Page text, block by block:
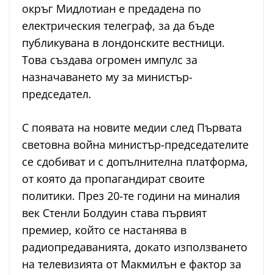
окръг Мидлотиан е предадена по
електрическия телеграф, за да бъде
публикувана в лондонските вестници.
Това създава огромен импулс за
назначаването му за министър-
председател.
С появата на новите медии след Първата
световна война министър-председателите
се сдобиват и с допълнителна платформа,
от която да пропагандират своите
политики. През 20-те години на миналия
век Стенли Болдуин става първият
премиер, който се настанява в
радиопредаванията, докато използването
на телевизията от Макмилън е фактор за